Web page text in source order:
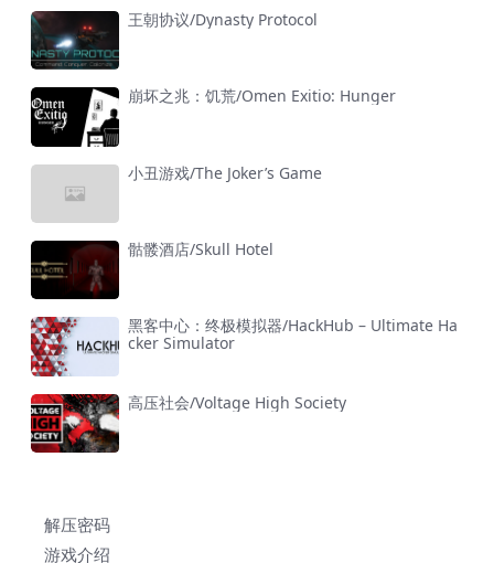
王朝协议/Dynasty Protocol
崩坏之兆：饥荒/Omen Exitio: Hunger
小丑游戏/The Joker’s Game
骷髅酒店/Skull Hotel
黑客中心：终极模拟器/HackHub – Ultimate Ha
cker Simulator
高压社会/Voltage High Society
解压密码
游戏介绍